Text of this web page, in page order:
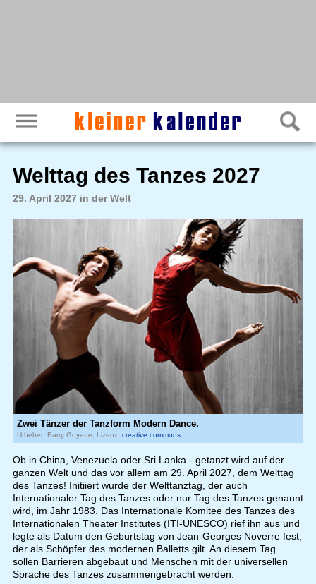
Welttag des Tanzes 2027
29. April 2027 in der Welt
Zwei Tänzer der Tanzform Modern Dance.
Urheber: Barry Goyette, Lizenz: creative commons
Ob in China, Venezuela oder Sri Lanka - getanzt wird auf der
ganzen Welt und das vor allem am 29. April 2027, dem Welttag
des Tanzes! Initiiert wurde der Welttanztag, der auch
Internationaler Tag des Tanzes oder nur Tag des Tanzes genannt
wird, im Jahr 1983. Das Internationale Komitee des Tanzes des
Internationalen Theater Institutes (ITI-UNESCO) rief ihn aus und
legte als Datum den Geburtstag von Jean-Georges Noverre fest,
der als Schöpfer des modernen Balletts gilt. An diesem Tag
sollen Barrieren abgebaut und Menschen mit der universellen
Sprache des Tanzes zusammengebracht werden.